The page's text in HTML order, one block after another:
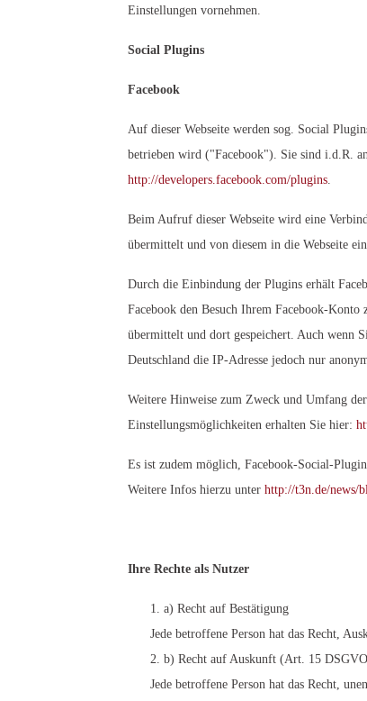
Einstellungen vornehmen.
Social Plugins
Facebook
Auf dieser Webseite werden sog. Social
betrieben wird ("Facebook"). Sie sind i.d.R.
http://developers.facebook.com/plugins.
Beim Aufruf dieser Webseite wird eine
übermittelt und von diesem in die Webseite
Durch die Einbindung der Plugins erhält
Facebook den Besuch Ihrem Facebook-
übermittelt und dort gespeichert. Auch wenn
Deutschland die IP-Adresse jedoch nur
Weitere Hinweise zum Zweck und Umfang
Einstellungsmöglichkeiten erhalten Sie hier:
Es ist zudem möglich, Facebook-Social-
Weitere Infos hierzu unter http://t3n.de/news/
Ihre Rechte als Nutzer
a) Recht auf Bestätigung
Jede betroffene Person hat das Recht,
b) Recht auf Auskunft (Art. 15
Jede betroffene Person hat das Recht,